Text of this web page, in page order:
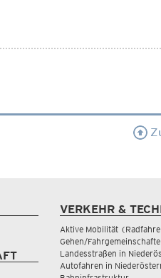
VERKEHR &
Aktive Mobilität
Gehen/
Landesstraßen in
Autofahren in